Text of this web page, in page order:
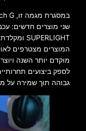
מוקדם יותר השנה
לספק ביצועים
גבוהה תוך שמירה על